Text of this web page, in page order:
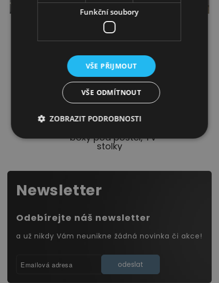
Výprodej
- boxy pod postel, TV
stolky
Newsletter
Odebírejte náš newsletter
a už nikdy Vám neunikne žádná novinka či akce!
odeslat
Funkční soubory
VŠE PŘIJMOUT
VŠE ODMÍTNOUT
ZOBRAZIT PODROBNOSTI